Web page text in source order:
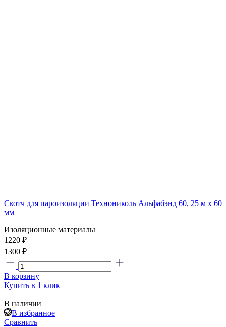
Скотч для пароизоляции Технониколь Альфабэнд 60, 25 м х 60
мм
Изоляционные материалы
1220 ₽
1300 ₽
В корзину
Купить в 1 клик
В наличии
В избранное
Сравнить